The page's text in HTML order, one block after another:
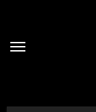
contenido